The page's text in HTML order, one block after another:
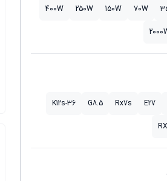
70W
150W
250W
400W
E27
Rx7s
G8.5
K12s-36